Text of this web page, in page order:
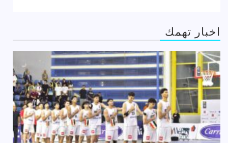
اخبار تهمك